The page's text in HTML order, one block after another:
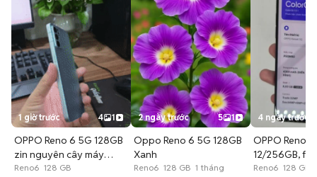
1 giờ trước 4 1
OPPO Reno 6 5G 128GB
zin nguyên cây máy
mượt
Reno6 128 GB
2 ngày trước 5 1
Oppo Reno 6 5G 128GB
Xanh
Reno6 128 GB 1 tháng
4 ngày trước
OPPO Reno
12/256GB,
có ship
Reno6 128 GB